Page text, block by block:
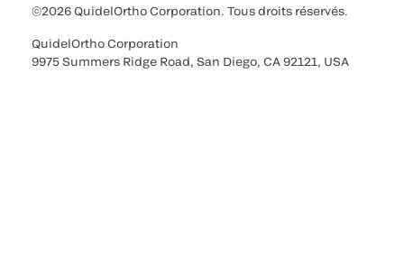
©2026 QuidelOrtho Corporation. Tous droits réservés.
QuidelOrtho Corporation
9975 Summers Ridge Road, San Diego, CA 92121, USA